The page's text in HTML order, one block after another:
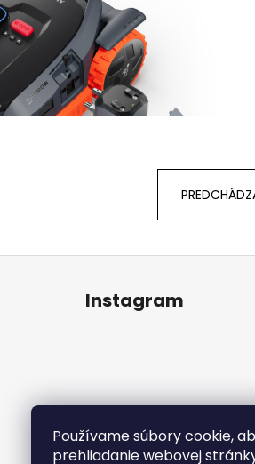
Používame súbory cookie,
prehliadanie webovej
Instagram
Sledovať na